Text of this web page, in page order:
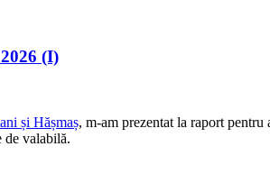
(I)
și Hășmaș, m-am prezentat la raport pentru
de valabilă.